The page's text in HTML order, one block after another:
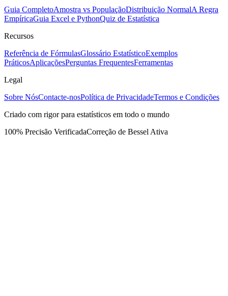
Guia CompletoAmostra vs PopulaçãoDistribuição NormalA Regra
EmpíricaGuia Excel e PythonQuiz de Estatística
Recursos
Referência de FórmulasGlossário EstatísticoExemplos
PráticosAplicaçõesPerguntas FrequentesFerramentas
Legal
Sobre NósContacte-nosPolítica de PrivacidadeTermos e Condições
Criado com rigor para estatísticos em todo o mundo
100% Precisão VerificadaCorreção de Bessel Ativa